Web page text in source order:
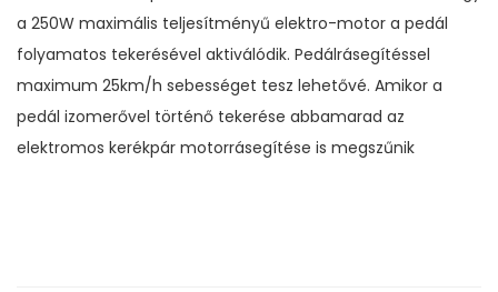
a 250W maximális teljesítményű elektro-motor a pedál
folyamatos tekerésével aktiválódik. Pedálrásegítéssel
maximum 25km/h sebességet tesz lehetővé. Amikor a
pedál izomerővel történő tekerése abbamarad az
elektromos kerékpár motorrásegítése is megszűnik